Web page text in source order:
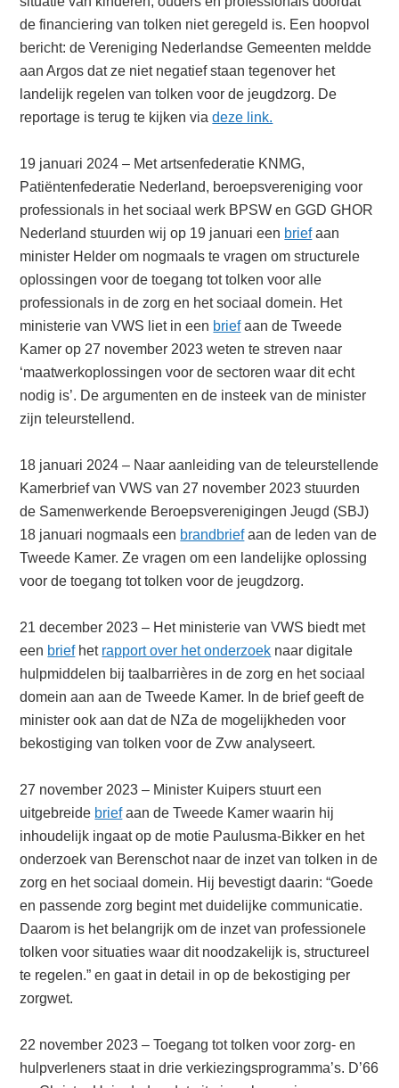
de financiering van tolken niet geregeld is. Een hoopvol
bericht: de Vereniging Nederlandse Gemeenten meldde
aan Argos dat ze niet negatief staan tegenover het
landelijk regelen van tolken voor de jeugdzorg. De
reportage is terug te kijken viadeze link.
19 januari 2024 – Met artsenfederatie KNMG,
Patiëntenfederatie Nederland, beroepsvereniging voor
professionals in het sociaal werk BPSW en GGD GHOR
Nederland stuurden wij op 19 januari een briefaan
minister Helder om nogmaals te vragen om structurele
oplossingen voor de toegang tot tolken voor alle
professionals in de zorg en het sociaal domein. Het
ministerie van VWS liet in een briefaan de Tweede
Kamer op 27 november 2023 weten te streven naar
‘maatwerkoplossingen voor de sectoren waar dit echt
nodig is’. De argumenten en de insteek van de minister
zijn teleurstellend.
18 januari 2024 – Naar aanleiding van de teleurstellende
Kamerbrief van VWS van 27 november 2023 stuurden
de Samenwerkende Beroepsverenigingen Jeugd (SBJ)
18 januari nogmaals een brandbriefaan de leden van de
Tweede Kamer. Ze vragen om een landelijke oplossing
voor de toegang tot tolken voor de jeugdzorg.
21 december 2023 – Het ministerie van VWS biedt met
een briefhet rapport over het onderzoek naar digitale
hulpmiddelen bij taalbarrières in de zorg en het sociaal
domein aan aan de Tweede Kamer. In de brief geeft de
minister ook aan dat de NZa de mogelijkheden voor
bekostiging van tolken voor de Zvw analyseert.
27 november 2023 – Minister Kuipers stuurt een
uitgebreide briefaan de Tweede Kamer waarin hij
inhoudelijk ingaat op de motie Paulusma-Bikker en het
onderzoek van Berenschot naar de inzet van tolken in de
zorg en het sociaal domein. Hij bevestigt daarin: “Goede
en passende zorg begint met duidelijke communicatie.
Daarom is het belangrijk om de inzet van professionele
tolken voor situaties waar dit noodzakelijk is, structureel
te regelen.” en gaat in detail in op de bekostiging per
zorgwet.
22 november 2023 – Toegang tot tolken voor zorg- en
hulpverleners staat in drie verkiezingsprogramma’s. D’66